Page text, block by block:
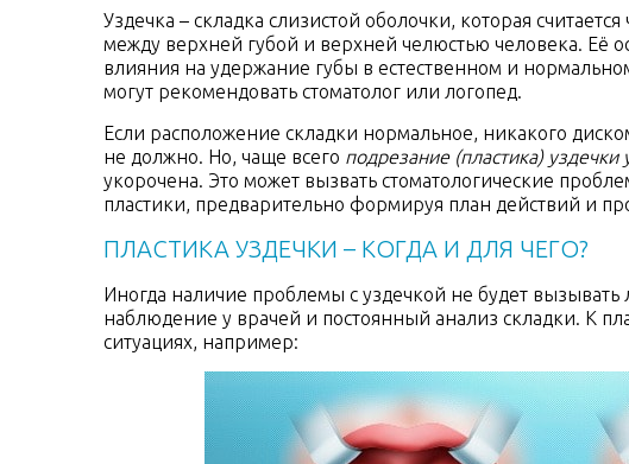
Уздечка – складка слизистой оболочки, которая
между верхней губой и верхней челюстью человека. Её
влияния на удержание губы в естественном и
могут рекомендовать стоматолог или логопед.
Если расположение складки нормальное, никакого
не должно. Но, чаще всего подрезание (пластика) уздечки
укорочена. Это может вызвать стоматологические
пластики, предварительно формируя план действий и
ПЛАСТИКА УЗДЕЧКИ – КОГДА И ДЛЯ ЧЕГО?
Иногда наличие проблемы с уздечкой не будет
наблюдение у врачей и постоянный анализ складки. К
ситуациях, например: